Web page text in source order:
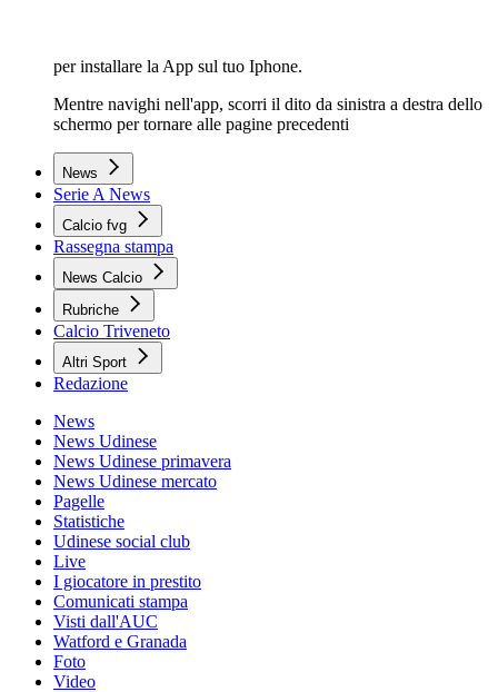
per installare la App sul tuo Iphone.
Mentre navighi nell'app, scorri il dito da sinistra a destra dello
schermo per tornare alle pagine precedenti
News
Serie A News
Calcio fvg
Rassegna stampa
News Calcio
Rubriche
Calcio Triveneto
Altri Sport
Redazione
News
News Udinese
News Udinese primavera
News Udinese mercato
Pagelle
Statistiche
Udinese social club
Live
I giocatore in prestito
Comunicati stampa
Visti dall'AUC
Watford e Granada
Foto
Video